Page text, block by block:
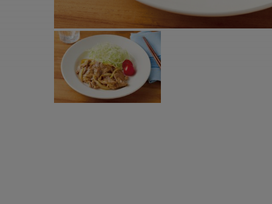
すべての圧力鍋
すべての圧力鍋・電気圧力鍋一覧
圧力鍋一覧
電気圧力鍋一覧